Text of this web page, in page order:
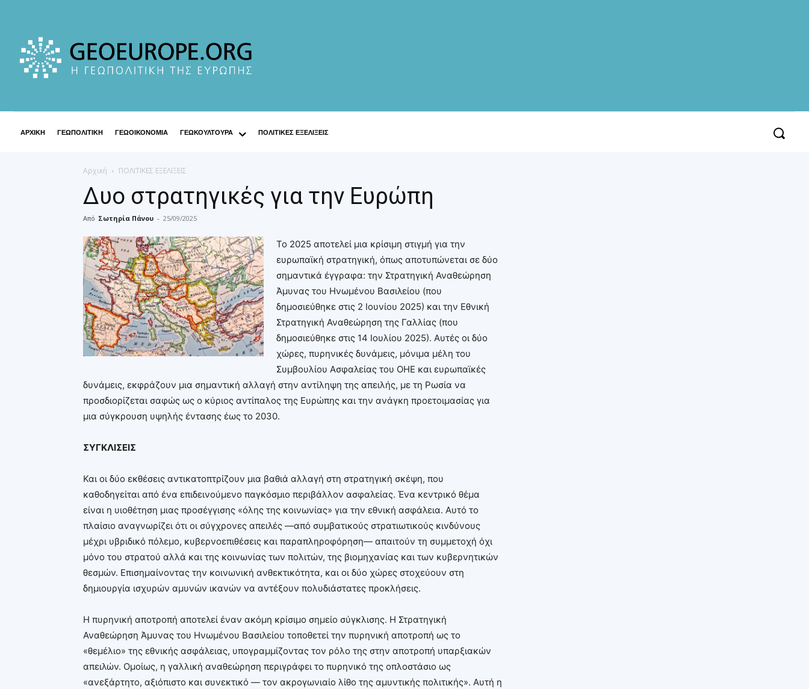
ΑΡΧΙΚΗ ΓΕΩΠΟΛΙΤΙΚΗ ΓΕΩΟΙΚΟΝΟΜΙΑ ΓΕΩΚΟΥΛΤΟΥΡΑ ΠΟΛΙΤΙΚΕΣ ΕΞΕΛΙΞΕΙΣ
Αρχική ΠΟΛΙΤΙΚΕΣ ΕΞΕΛΙΞΕΙΣ
Δυο στρατηγικές για την Ευρώπη
Από Σωτηρία Πάνου - 25/09/2025
Το 2025 αποτελεί μια κρίσιμη στιγμή για την
ευρωπαϊκή στρατηγική, όπως αποτυπώνεται σε δύο
σημαντικά έγγραφα: την Στρατηγική Αναθεώρηση
Άμυνας του Ηνωμένου Βασιλείου (που
δημοσιεύθηκε στις 2 Ιουνίου 2025) και την Εθνική
Στρατηγική Αναθεώρηση της Γαλλίας (που
δημοσιεύθηκε στις 14 Ιουλίου 2025). Αυτές οι δύο
χώρες, πυρηνικές δυνάμεις, μόνιμα μέλη του
Συμβουλίου Ασφαλείας του ΟΗΕ και ευρωπαϊκές
δυνάμεις, εκφράζουν μια σημαντική αλλαγή στην αντίληψη της απειλής, με τη Ρωσία να
προσδιορίζεται σαφώς ως ο κύριος αντίπαλος της Ευρώπης και την ανάγκη προετοιμασίας για
μια σύγκρουση υψηλής έντασης έως το 2030.
ΣΥΓΚΛΙΣΕΙΣ
Και οι δύο εκθέσεις αντικατοπτρίζουν μια βαθιά αλλαγή στη στρατηγική σκέψη, που
καθοδηγείται από ένα επιδεινούμενο παγκόσμιο περιβάλλον ασφαλείας. Ένα κεντρικό θέμα
είναι η υιοθέτηση μιας προσέγγισης «όλης της κοινωνίας» για την εθνική ασφάλεια. Αυτό το
πλαίσιο αναγνωρίζει ότι οι σύγχρονες απειλές —από συμβατικούς στρατιωτικούς κινδύνους
μέχρι υβριδικό πόλεμο, κυβερνοεπιθέσεις και παραπληροφόρηση— απαιτούν τη συμμετοχή όχι
μόνο του στρατού αλλά και της κοινωνίας των πολιτών, της βιομηχανίας και των κυβερνητικών
θεσμών. Επισημαίνοντας την κοινωνική ανθεκτικότητα, και οι δύο χώρες στοχεύουν στη
δημιουργία ισχυρών αμυνών ικανών να αντέξουν πολυδιάστατες προκλήσεις.
Η πυρηνική αποτροπή αποτελεί έναν ακόμη κρίσιμο σημείο σύγκλισης. Η Στρατηγική
Αναθεώρηση Άμυνας του Ηνωμένου Βασιλείου τοποθετεί την πυρηνική αποτροπή ως το
«θεμέλιο» της εθνικής ασφάλειας, υπογραμμίζοντας τον ρόλο της στην αποτροπή υπαρξιακών
απειλών. Ομοίως, η γαλλική αναθεώρηση περιγράφει το πυρηνικό της οπλοστάσιο ως
«ανεξάρτητο, αξιόπιστο και συνεκτικό — τον ακρογωνιαίο λίθο της αμυντικής πολιτικής». Αυτή η